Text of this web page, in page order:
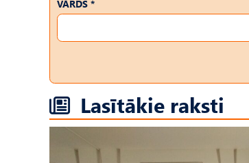
VĀRDS *
Lasītākie raksti